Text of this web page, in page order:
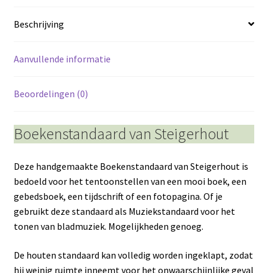
Beschrijving
Aanvullende informatie
Beoordelingen (0)
Boekenstandaard van Steigerhout
Deze handgemaakte Boekenstandaard van Steigerhout is
bedoeld voor het tentoonstellen van een mooi boek, een
gebedsboek, een tijdschrift of een fotopagina. Of je
gebruikt deze standaard als Muziekstandaard voor het
tonen van bladmuziek. Mogelijkheden genoeg.
De houten standaard kan volledig worden ingeklapt, zodat
hij weinig ruimte inneemt voor het onwaarschijnlijke geval